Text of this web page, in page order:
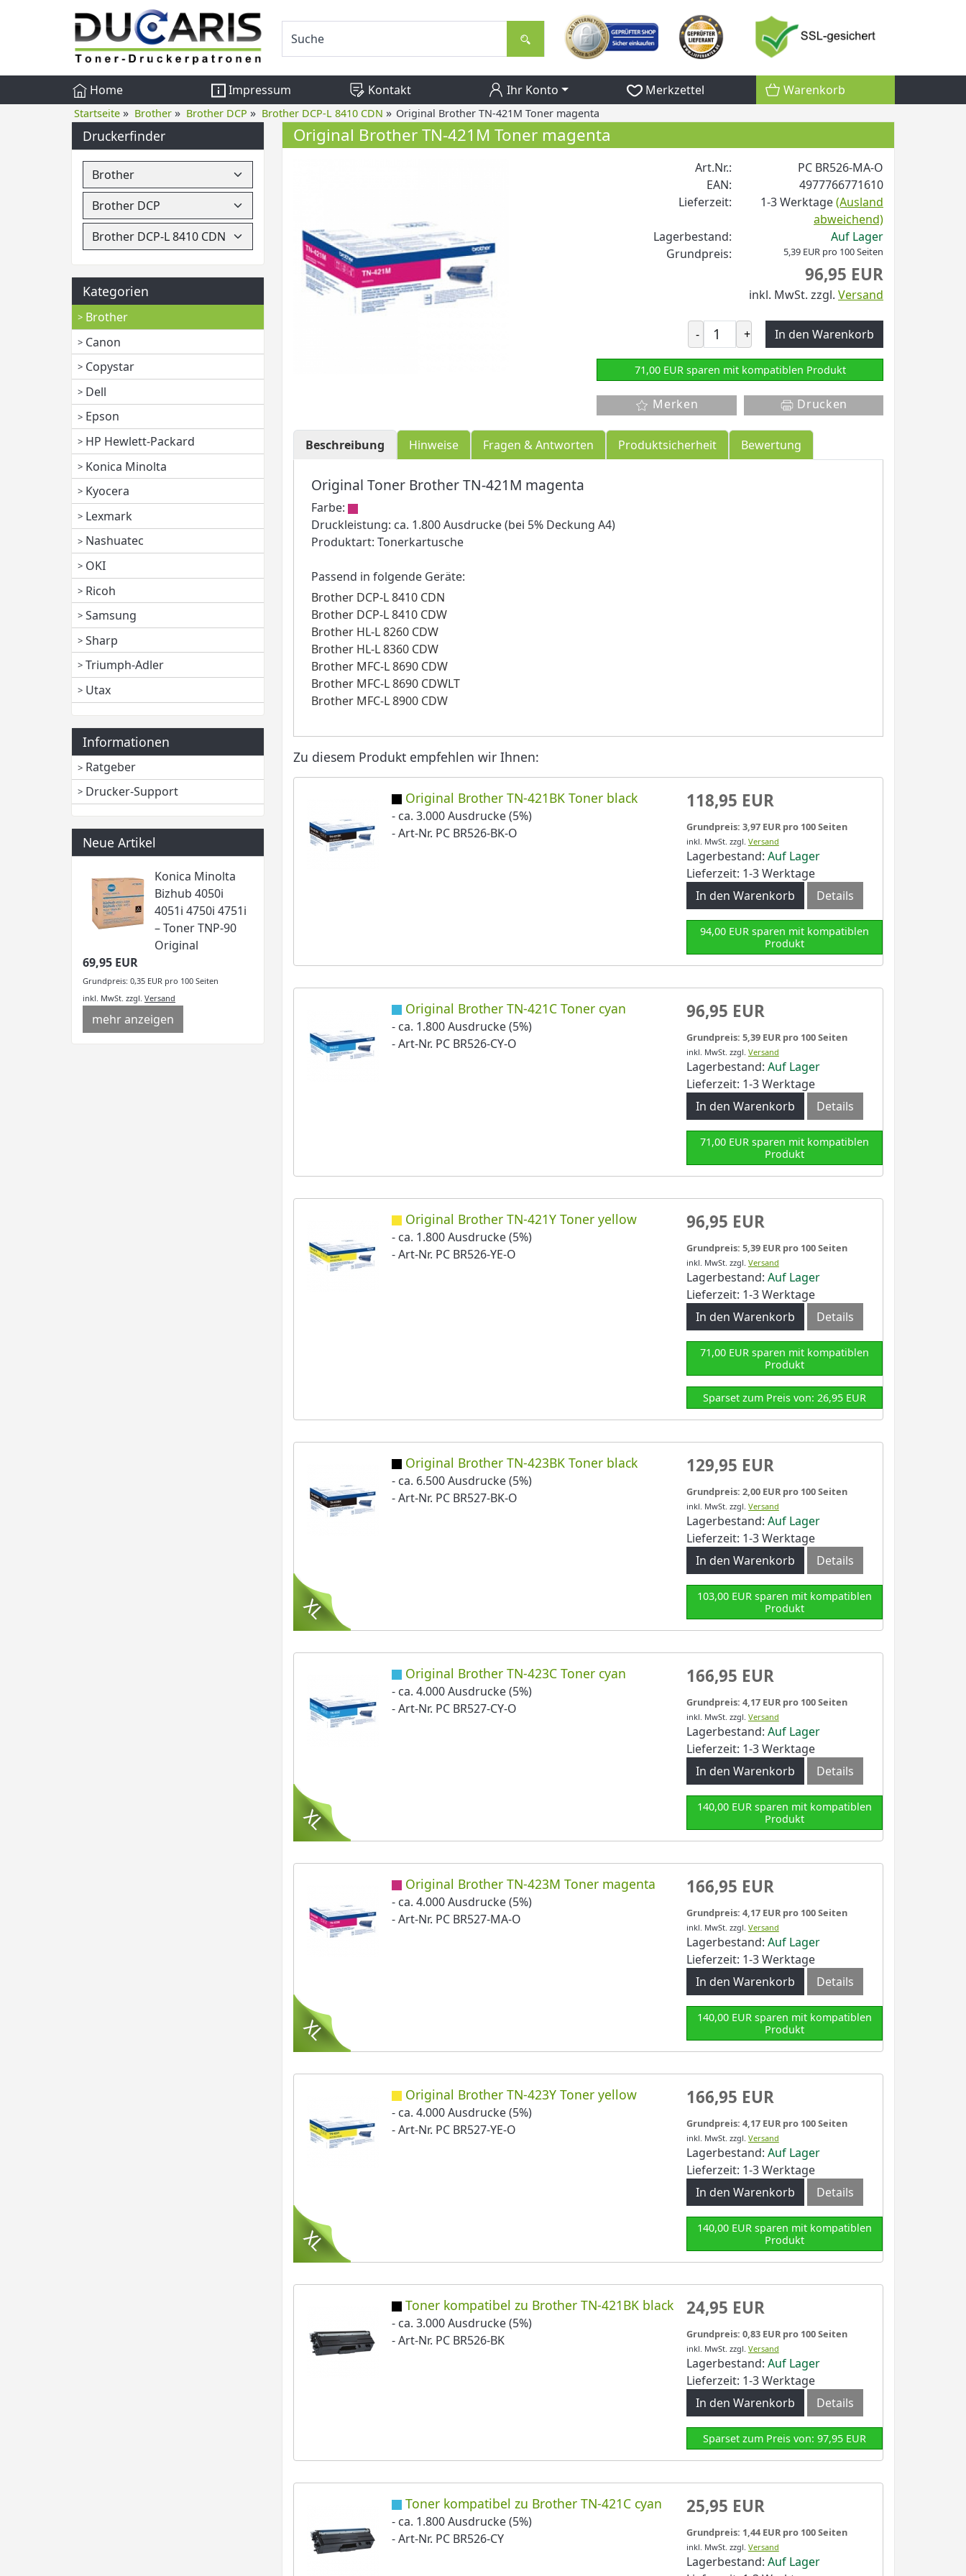
Home Impressum Kontakt Ihr Konto Merkzettel Warenkorb
Startseite » Brother » Brother DCP » Brother DCP-L 8410 CDN » Original Brother TN-421M Toner magenta
Druckerfinder
Kategorien
Brother
Canon
Copystar
Dell
Epson
HP Hewlett-Packard
Konica Minolta
Kyocera
Lexmark
Nashuatec
OKI
Ricoh
Samsung
Sharp
Triumph-Adler
Utax
Informationen
Ratgeber
Drucker-Support
Neue Artikel
Konica Minolta
Bizhub 4050i
4051i 4750i 4751i
– Toner TNP-90
Original
69,95 EUR
Grundpreis: 0,35 EUR pro 100 Seiten
inkl. MwSt. zzgl. Versand
mehr anzeigen
Original Brother TN-421M Toner magenta
Art.Nr.:
PC BR526-MA-O
EAN:
4977766771610
Lieferzeit:
1-3 Werktage(Ausland
abweichend)
Lagerbestand:
Auf Lager
Grundpreis:
5,39 EUR pro 100 Seiten
96,95 EUR
inkl. MwSt. zzgl. Versand
- + In den Warenkorb
71,00 EUR sparen mit kompatiblen Produkt
Merken Drucken
Beschreibung Hinweise Fragen & Antworten Produktsicherheit Bewertung
Original Toner Brother TN-421M magenta
Farbe:
Druckleistung: ca. 1.800 Ausdrucke (bei 5% Deckung A4)
Produktart: Tonerkartusche
Passend in folgende Geräte:
Brother DCP-L 8410 CDN
Brother DCP-L 8410 CDW
Brother HL-L 8260 CDW
Brother HL-L 8360 CDW
Brother MFC-L 8690 CDW
Brother MFC-L 8690 CDWLT
Brother MFC-L 8900 CDW
Zu diesem Produkt empfehlen wir Ihnen:
Original Brother TN-421BK Toner black
- ca. 3.000 Ausdrucke (5%)
- Art-Nr. PC BR526-BK-O
118,95 EUR
Grundpreis: 3,97 EUR pro 100 Seiten
inkl. MwSt. zzgl. Versand
Lagerbestand: Auf Lager
Lieferzeit: 1-3 Werktage
In den Warenkorb
Details
94,00 EUR sparen mit kompatiblen
Produkt
Original Brother TN-421C Toner cyan
- ca. 1.800 Ausdrucke (5%)
- Art-Nr. PC BR526-CY-O
96,95 EUR
Grundpreis: 5,39 EUR pro 100 Seiten
inkl. MwSt. zzgl. Versand
Lagerbestand: Auf Lager
Lieferzeit: 1-3 Werktage
In den Warenkorb
Details
71,00 EUR sparen mit kompatiblen
Produkt
Original Brother TN-421Y Toner yellow
- ca. 1.800 Ausdrucke (5%)
- Art-Nr. PC BR526-YE-O
96,95 EUR
Grundpreis: 5,39 EUR pro 100 Seiten
inkl. MwSt. zzgl. Versand
Lagerbestand: Auf Lager
Lieferzeit: 1-3 Werktage
In den Warenkorb
Details
71,00 EUR sparen mit kompatiblen
Produkt
Sparset zum Preis von: 26,95 EUR
Original Brother TN-423BK Toner black
- ca. 6.500 Ausdrucke (5%)
- Art-Nr. PC BR527-BK-O
129,95 EUR
Grundpreis: 2,00 EUR pro 100 Seiten
inkl. MwSt. zzgl. Versand
Lagerbestand: Auf Lager
Lieferzeit: 1-3 Werktage
In den Warenkorb
Details
103,00 EUR sparen mit kompatiblen
Produkt
Original Brother TN-423C Toner cyan
- ca. 4.000 Ausdrucke (5%)
- Art-Nr. PC BR527-CY-O
166,95 EUR
Grundpreis: 4,17 EUR pro 100 Seiten
inkl. MwSt. zzgl. Versand
Lagerbestand: Auf Lager
Lieferzeit: 1-3 Werktage
In den Warenkorb
Details
140,00 EUR sparen mit kompatiblen
Produkt
Original Brother TN-423M Toner magenta
- ca. 4.000 Ausdrucke (5%)
- Art-Nr. PC BR527-MA-O
166,95 EUR
Grundpreis: 4,17 EUR pro 100 Seiten
inkl. MwSt. zzgl. Versand
Lagerbestand: Auf Lager
Lieferzeit: 1-3 Werktage
In den Warenkorb
Details
140,00 EUR sparen mit kompatiblen
Produkt
Original Brother TN-423Y Toner yellow
- ca. 4.000 Ausdrucke (5%)
- Art-Nr. PC BR527-YE-O
166,95 EUR
Grundpreis: 4,17 EUR pro 100 Seiten
inkl. MwSt. zzgl. Versand
Lagerbestand: Auf Lager
Lieferzeit: 1-3 Werktage
In den Warenkorb
Details
140,00 EUR sparen mit kompatiblen
Produkt
Toner kompatibel zu Brother TN-421BK black
- ca. 3.000 Ausdrucke (5%)
- Art-Nr. PC BR526-BK
24,95 EUR
Grundpreis: 0,83 EUR pro 100 Seiten
inkl. MwSt. zzgl. Versand
Lagerbestand: Auf Lager
Lieferzeit: 1-3 Werktage
In den Warenkorb
Details
Sparset zum Preis von: 97,95 EUR
Toner kompatibel zu Brother TN-421C cyan
- ca. 1.800 Ausdrucke (5%)
- Art-Nr. PC BR526-CY
25,95 EUR
Grundpreis: 1,44 EUR pro 100 Seiten
inkl. MwSt. zzgl. Versand
Lagerbestand: Auf Lager